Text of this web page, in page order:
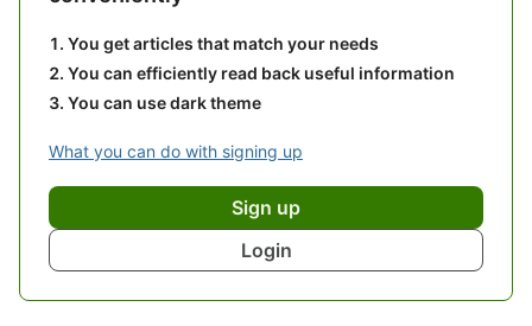
You get articles that match your needs
You can efficiently read back useful information
You can use dark theme
What you can do with signing up
Sign up
Login